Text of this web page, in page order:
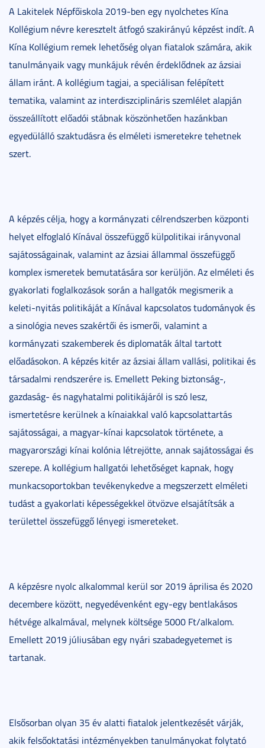
A Lakitelek Népfőiskola 2019-ben egy nyolchetes Kína
Kollégium névre keresztelt átfogó szakirányú képzést indít. A
Kína Kollégium remek lehetőség olyan fiatalok számára, akik
tanulmányaik vagy munkájuk révén érdeklődnek az ázsiai
állam iránt. A kollégium tagjai, a speciálisan felépített
tematika, valamint az interdiszciplináris szemlélet alapján
összeállított előadói stábnak köszönhetően hazánkban
egyedülálló szaktudásra és elméleti ismeretekre tehetnek
szert.
A képzés célja, hogy a kormányzati célrendszerben központi
helyet elfoglaló Kínával összefüggő külpolitikai irányvonal
sajátosságainak, valamint az ázsiai állammal összefüggő
komplex ismeretek bemutatására sor kerüljön. Az elméleti és
gyakorlati foglalkozások során a hallgatók megismerik a
keleti-nyitás politikáját a Kínával kapcsolatos tudományok és
a sinológia neves szakértői és ismerői, valamint a
kormányzati szakemberek és diplomaták által tartott
előadásokon. A képzés kitér az ázsiai állam vallási, politikai és
társadalmi rendszerére is. Emellett Peking biztonság-,
gazdaság- és nagyhatalmi politikájáról is szó lesz,
ismertetésre kerülnek a kínaiakkal való kapcsolattartás
sajátosságai, a magyar-kínai kapcsolatok története, a
magyarországi kínai kolónia létrejötte, annak sajátosságai és
szerepe. A kollégium hallgatói lehetőséget kapnak, hogy
munkacsoportokban tevékenykedve a megszerzett elméleti
tudást a gyakorlati képességekkel ötvözve elsajátítsák a
területtel összefüggő lényegi ismereteket.
A képzésre nyolc alkalommal kerül sor 2019 áprilisa és 2020
decembere között, negyedévenként egy-egy bentlakásos
hétvége alkalmával, melynek költsége 5000 Ft/alkalom.
Emellett 2019 júliusában egy nyári szabadegyetemet is
tartanak.
Elsősorban olyan 35 év alatti fiatalok jelentkezését várják,
akik felsőoktatási intézményekben tanulmányokat folytató